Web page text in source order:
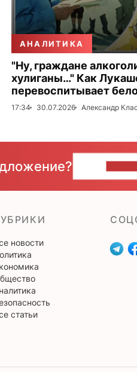
АНАЛИТИКА
"Ну, граждане
хулиганы…" Как
перевоспитывает
17:34 30.07.2026 Александр
новости
статьи